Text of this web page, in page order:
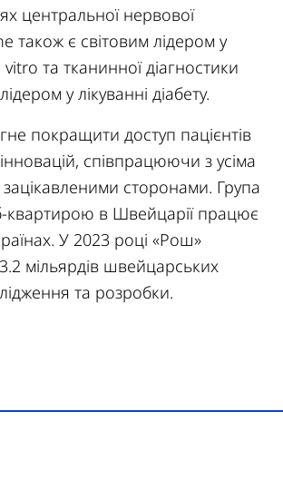
центральної нервової
також є світовим лідером у
vitro та тканинної діагностики
у лікуванні діабету.
покращити доступ пацієнтів
співпрацюючи з усіма
зацікавленими сторонами. Група
квартирою в Швейцарії працює
У 2023 році «Рош»
мільярдів швейцарських
та розробки.